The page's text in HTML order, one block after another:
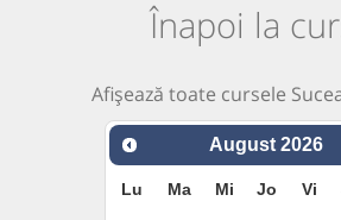
Înapoi la
Afișează toate cursele
August 2026
Lu Ma Mi Jo Vi